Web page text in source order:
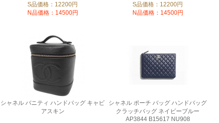
S品価格：12200円
N品価格：14500円
S品価格：12200円
N品価格：14500円
シャネル バニティ ハンドバッグ キャビ
アスキン
シャネル ポーチ バッグ ハンドバッグ
クラッチバッグ ネイビーブルー
AP3844 B15617 NU908